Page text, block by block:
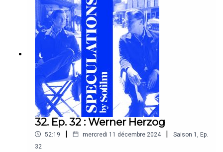
32. Ep. 32 : Werner Herzog
52:19 | mercredi 11 décembre 2024 | Saison 1 , Ep.
32